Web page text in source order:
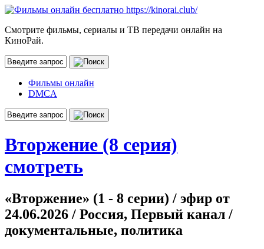
Смотрите фильмы, сериалы и ТВ передачи онлайн на
КиноРай.
Фильмы онлайн
DMCA
Вторжение (8 серия)
смотреть
«Вторжение» (1 - 8 серии) / эфир от
24.06.2026 / Россия, Первый канал /
документальные, политика